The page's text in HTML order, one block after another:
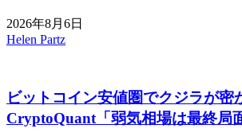
2026年8月6日
Helen Partz
ビットコイン安値圏でクジラが密
CryptoQuant「弱気相場は最終局